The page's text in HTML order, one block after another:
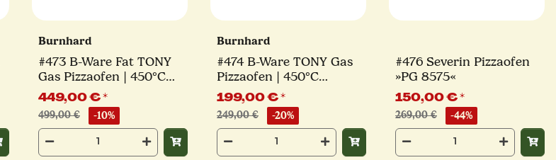
Burnhard
#473 B-Ware Fat TONY
Gas Pizzaofen | 450°C
Pizzaofen mit Dual-
Temperaturmessung | bis
34 cm Pizza
449,00 €*
499,00 € -10%
Burnhard
#474 B-Ware TONY Gas
Pizzaofen | 450°C
Pizzaofen für Pizza bis 30
199,00 €*
249,00 € -20%
#476 Severin Pizzaofen
»PG 8575«
150,00 €*
269,00 € -44%